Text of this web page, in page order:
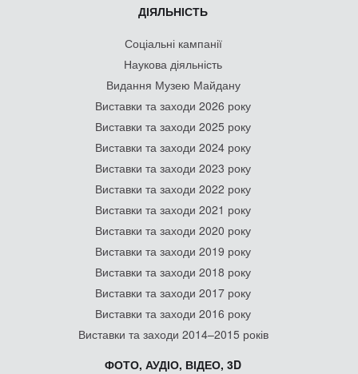
ДІЯЛЬНІСТЬ
Соціальні кампанії
Наукова діяльність
Видання Музею Майдану
Виставки та заходи 2026 року
Виставки та заходи 2025 року
Виставки та заходи 2024 року
Виставки та заходи 2023 року
Виставки та заходи 2022 року
Виставки та заходи 2021 року
Виставки та заходи 2020 року
Виставки та заходи 2019 року
Виставки та заходи 2018 року
Виставки та заходи 2017 року
Виставки та заходи 2016 року
Виставки та заходи 2014–2015 років
ФОТО, АУДІО, ВІДЕО, 3D